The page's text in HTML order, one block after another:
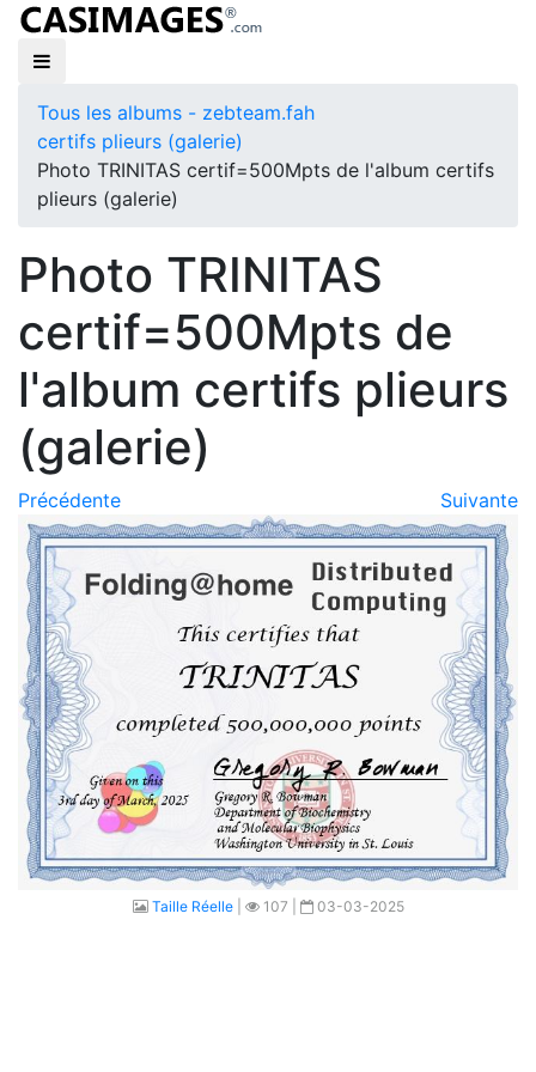
Tous les albums - zebteam.fah
certifs plieurs (galerie)
Photo TRINITAS certif=500Mpts de l'album certifs
plieurs (galerie)
Photo TRINITAS
certif=500Mpts de
l'album certifs plieurs
(galerie)
Précédente Suivante
Taille Réelle| 107 | 03-03-2025